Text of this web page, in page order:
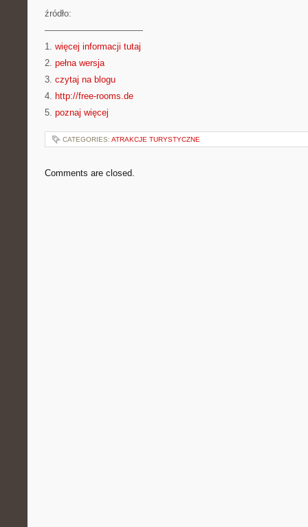
źródło:
———————————
1. więcej informacji tutaj
2. pełna wersja
3. czytaj na blogu
4. http://free-rooms.de
5. poznaj więcej
CATEGORIES: ATRAKCJE TURYSTYCZNE
Comments are closed.